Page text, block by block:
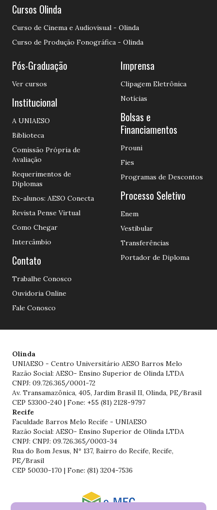
Cursos Olinda
Curso de Cinema e Audiovisual - Olinda
Curso de Produção Fonográfica - Olinda
Pós-Graduação
Ver cursos
Institucional
A UNIAESO
Biblioteca
Comissão Própria de
Avaliação
Requerimentos de
Diplomas
Ex-alunos: AESO Conecta
Revista Pense Virtual
Como Chegar
Intercâmbio
Contato
Trabalhe Conosco
Ouvidoria Online
Fale Conosco
Imprensa
Clipagem Eletrônica
Notícias
Bolsas e
Financiamentos
Prouni
Fies
Programas de Descontos
Processo Seletivo
Enem
Vestibular
Transferências
Portador de Diploma
Olinda
UNIAESO - Centro Universitário AESO Barros Melo
Razão Social: AESO- Ensino Superior de Olinda LTDA
CNPJ: 09.726.365/0001-72
Av. Transamazônica, 405, Jardim Brasil II, Olinda, PE/Brasil
CEP 53300-240 | Fone: +55 (81) 2128-9797
Recife
Faculdade Barros Melo Recife - UNIAESO
Razão Social: AESO- Ensino Superior de Olinda LTDA
CNPJ: CNPJ: 09.726.365/0003-34
Rua do Bom Jesus, Nº 137, Bairro do Recife, Recife,
PE/Brasil
CEP 50030-170 | Fone: (81) 3204-7536